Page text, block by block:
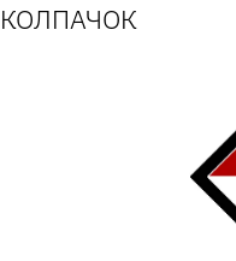
КОЛПАЧОК